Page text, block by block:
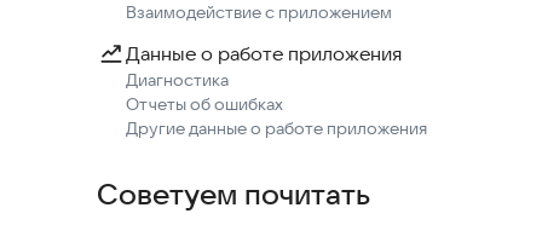
Взаимодействие с приложением
Данные о работе приложения
Диагностика
Отчеты об ошибках
Другие данные о работе приложения
Советуем почитать